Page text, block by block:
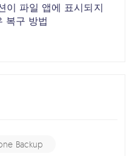
이 파일 앱에 표시되지
복구 방법
Backup